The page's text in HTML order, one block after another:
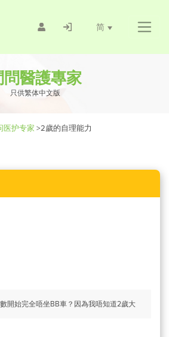
简
問醫護專家
只供繁体中文版
医护专家 >2歲的自理能力
開始完全唔坐BB車？因為我唔知道2歲大